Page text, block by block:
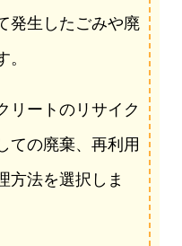
発生したごみや廃
リートのリサイク
ての廃棄、再利用
方法を選択しま